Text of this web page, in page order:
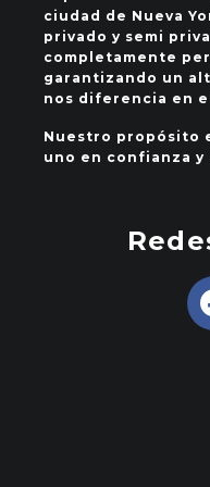
ciudad de Nueva
privado y semi
completamente
garantizando un
nos diferencia en
Nuestro propósito
uno en confianza y